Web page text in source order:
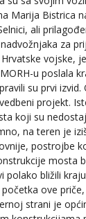
Marija Bistrica
ali
za
vojske,
u poslala
su prvi
projekt.
koji su
na teren je
postrojbe
mosta
bližili
ove
strani je